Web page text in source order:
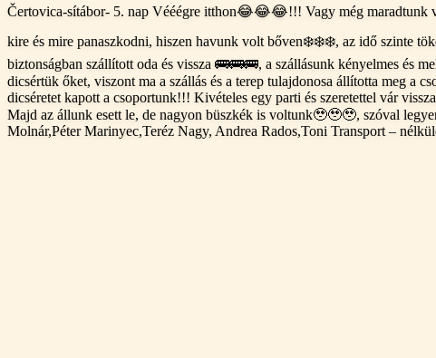
Čertovica-sítábor- 5. nap Vééégre itthon😂😂😂!!! Vagy még maradtunk
kire és mire panaszkodni, hiszen havunk volt bőven❄️❄️❄️, az idő szinte
biztonságban szállított oda és vissza 🚌🚌🚌, a szállásunk kényelmes és
dicsértük őket, viszont ma a szállás és a terep tulajdonosa állította meg
dicséretet kapott a csoportunk!!! Kivételes egy parti és szeretettel vár
Majd az állunk esett le, de nagyon büszkék is voltunk🥹🥹🥹, szóval
Molnár,Péter Marinyec,Teréz Nagy, Andrea Rados,Toni Transport –